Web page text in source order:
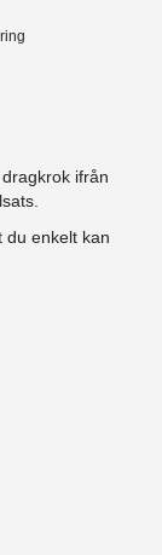
ifrån
du enkelt kan